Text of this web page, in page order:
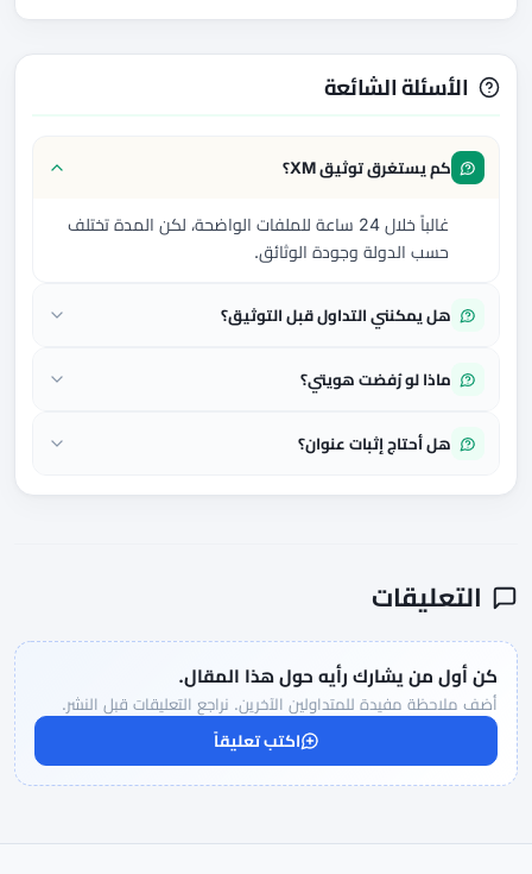
الأسئلة الشائعة
كم يستغرق توثيق XM؟
غالباً خلال 24 ساعة للملفات الواضحة، لكن المدة تختلف
حسب الدولة وجودة الوثائق.
هل يمكنني التداول قبل التوثيق؟
ماذا لو رُفضت هويتي؟
هل أحتاج إثبات عنوان؟
التعليقات
كن أول من يشارك رأيه حول هذا المقال.
أضف ملاحظة مفيدة للمتداولين الآخرين. نراجع التعليقات قبل النشر.
اكتب تعليقاً